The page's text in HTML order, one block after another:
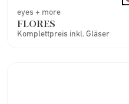
eyes + more
FLORES
Komplettpreis inkl. Gläser